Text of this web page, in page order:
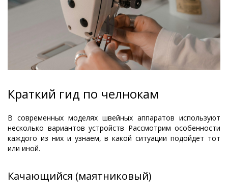
Краткий гид по челнокам
В современных моделях швейных аппаратов используют
несколько вариантов устройств Рассмотрим особенности
каждого из них и узнаем, в какой ситуации подойдет тот
или иной.
Качающийся (маятниковый)